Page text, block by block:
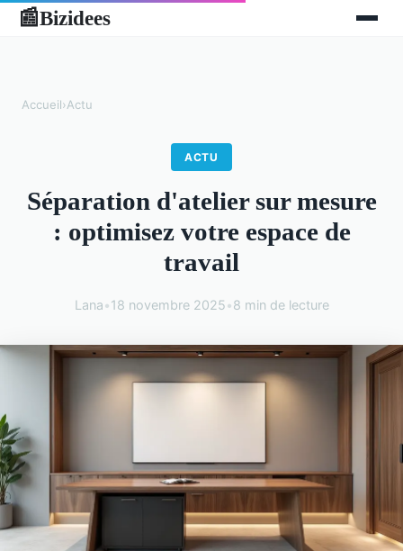
📰Bizidees
Accueil›Actu
ACTU
Séparation d'atelier sur mesure
: optimisez votre espace de
travail
Lana•18 novembre 2025•8 min de lecture